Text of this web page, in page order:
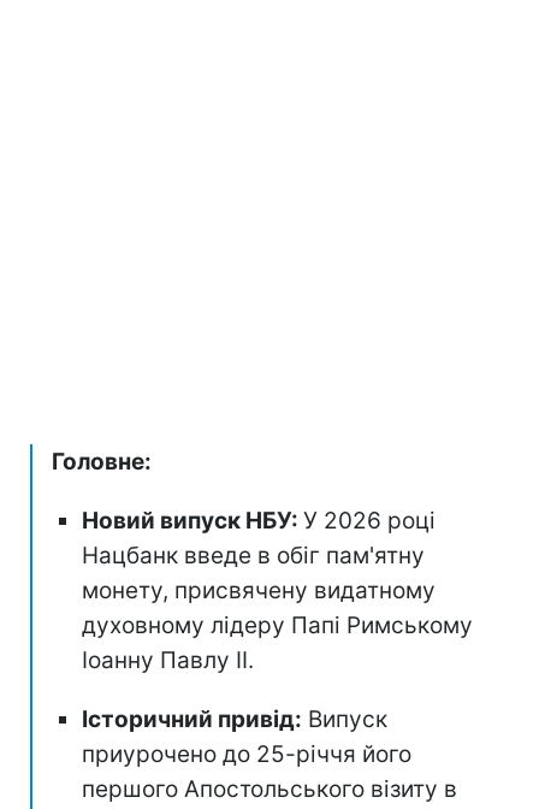
Головне:
Новий випуск НБУ: У 2026 році
Нацбанк введе в обіг пам'ятну
монету, присвячену видатному
духовному лідеру Папі Римському
Іоанну Павлу II.
Історичний привід: Випуск
приурочено до 25-річчя його
першого Апостольського візиту в